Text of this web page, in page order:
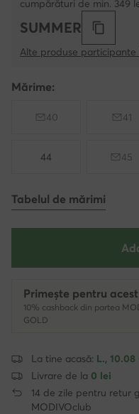
cumpărături de min. 349
SUMMER
Alte produse participante
Mărime:
40 41
44 45
Tabelul de mărimi
Primește pentru
10% cashback din partea
GOLD
La tine acasă: L., 10.08
Livrare de la 0 lei
14 de zile pentru retur
MODIVOclub